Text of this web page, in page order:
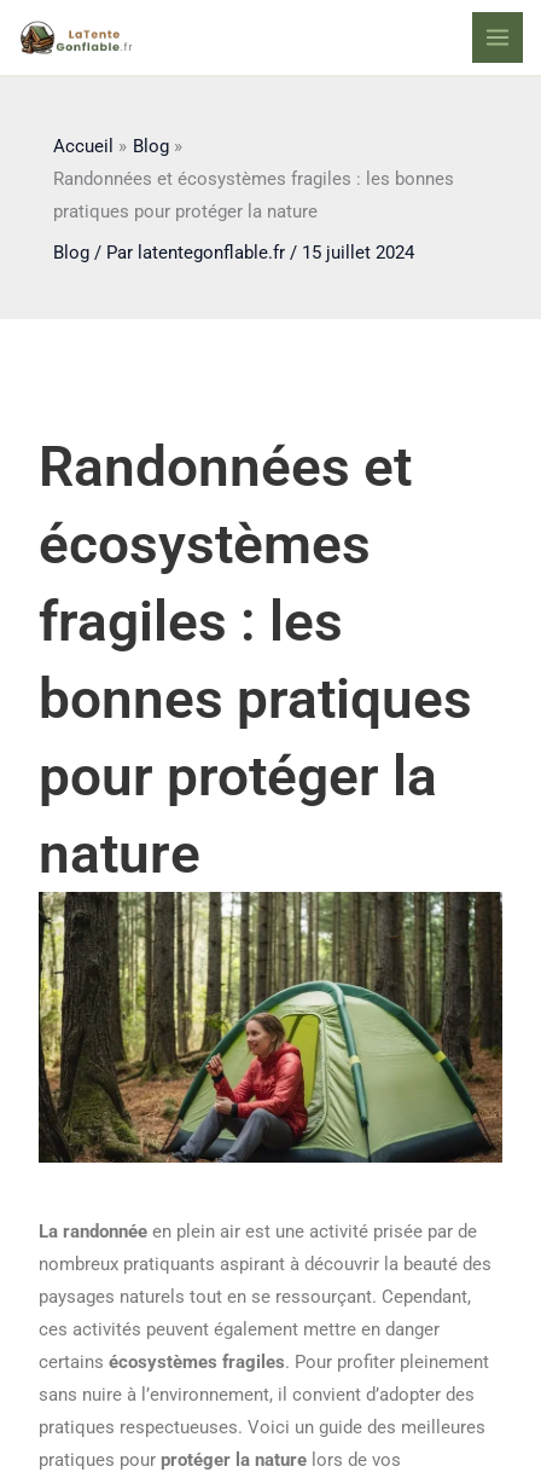
contenu
Accueil
Blog
Randonnées et écosystèmes fragiles : les bonnes
pratiques pour protéger la nature
Blog/ Par latentegonflable.fr / 15 juillet 2024
Randonnées et
écosystèmes
fragiles : les
bonnes pratiques
pour protéger la
nature
La randonnée en plein air est une activité prisée par de
nombreux pratiquants aspirant à découvrir la beauté des
paysages naturels tout en se ressourçant. Cependant,
ces activités peuvent également mettre en danger
certainsécosystèmes fragiles. Pour profiter pleinement
sans nuire à l’environnement, il convient d’adopter des
pratiques respectueuses. Voici un guide des meilleures
pratiques pourprotéger la nature lors de vos